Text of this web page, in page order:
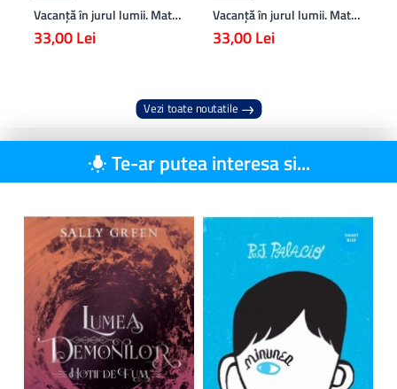
Vacanță în jurul lumii. Matematică clasa a VII-a – EDIȚIA 2026
33,00 Lei
Vacanță în jurul lumii. Matematică clasa a VI-a – EDIȚIA 2026
33,00 Lei
Vezi toate noutatile
Te-ar putea interesa si...